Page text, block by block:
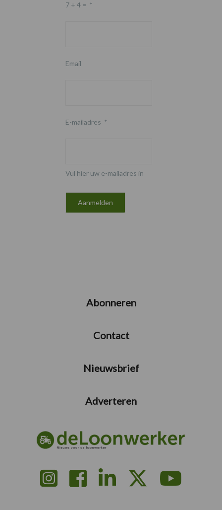
7 + 4 = *
Email
E-mailadres *
Vul hier uw e-mailadres in
Abonneren
Contact
Nieuwsbrief
Adverteren